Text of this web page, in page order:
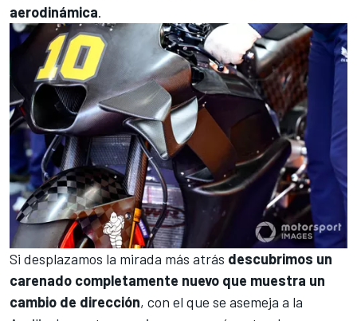
aerodinámica.
Si desplazamos la mirada más atrás descubrimos un
carenado completamente nuevo que muestra un
cambio de dirección, con el que se asemeja a la